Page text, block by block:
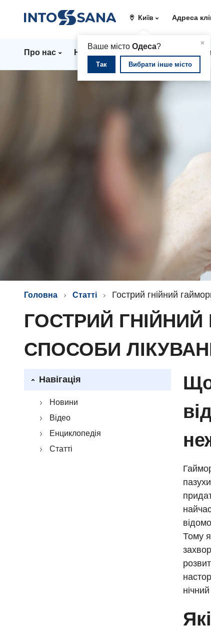
Київ
×
Ваше місто Одеса?
Так Вибрати інше місто
Адреса
Про нас Напрямки Ціни
Головна Статті Гострий гнійний
ГОСТРИЙ
СПОСОБИ
Навігація
Новини
Відео
Енциклопедія
Статті
Що
Тому